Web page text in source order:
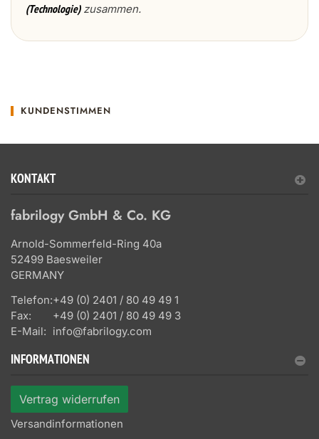
(Technologie)zusammen.
KUNDENSTIMMEN
KONTAKT
fabrilogy GmbH & Co. KG
Arnold-Sommerfeld-Ring 40a
52499 Baesweiler
GERMANY
Telefon:+49 (0) 2401 / 80 49 49 1
Fax:
+49 (0) 2401 / 80 49 49 3
E-Mail: info@fabrilogy.com
INFORMATIONEN
Vertrag widerrufen
Versandinformationen